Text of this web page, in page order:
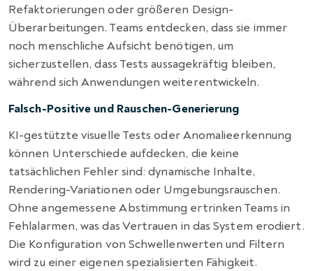
Refaktorierungen oder größeren Design-
Überarbeitungen. Teams entdecken, dass sie immer
noch menschliche Aufsicht benötigen, um
sicherzustellen, dass Tests aussagekräftig bleiben,
während sich Anwendungen weiterentwickeln.
Falsch-Positive und Rauschen-Generierung
KI-gestützte visuelle Tests oder Anomalieerkennung
können Unterschiede aufdecken, die keine
tatsächlichen Fehler sind: dynamische Inhalte,
Rendering-Variationen oder Umgebungsrauschen.
Ohne angemessene Abstimmung ertrinken Teams in
Fehlalarmen, was das Vertrauen in das System erodiert.
Die Konfiguration von Schwellenwerten und Filtern
wird zu einer eigenen spezialisierten Fähigkeit.